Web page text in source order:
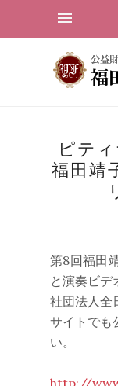
ピテ
福田靖
第8回福田
と演奏ビデ
社団法人全
サイトでも
い。
http://